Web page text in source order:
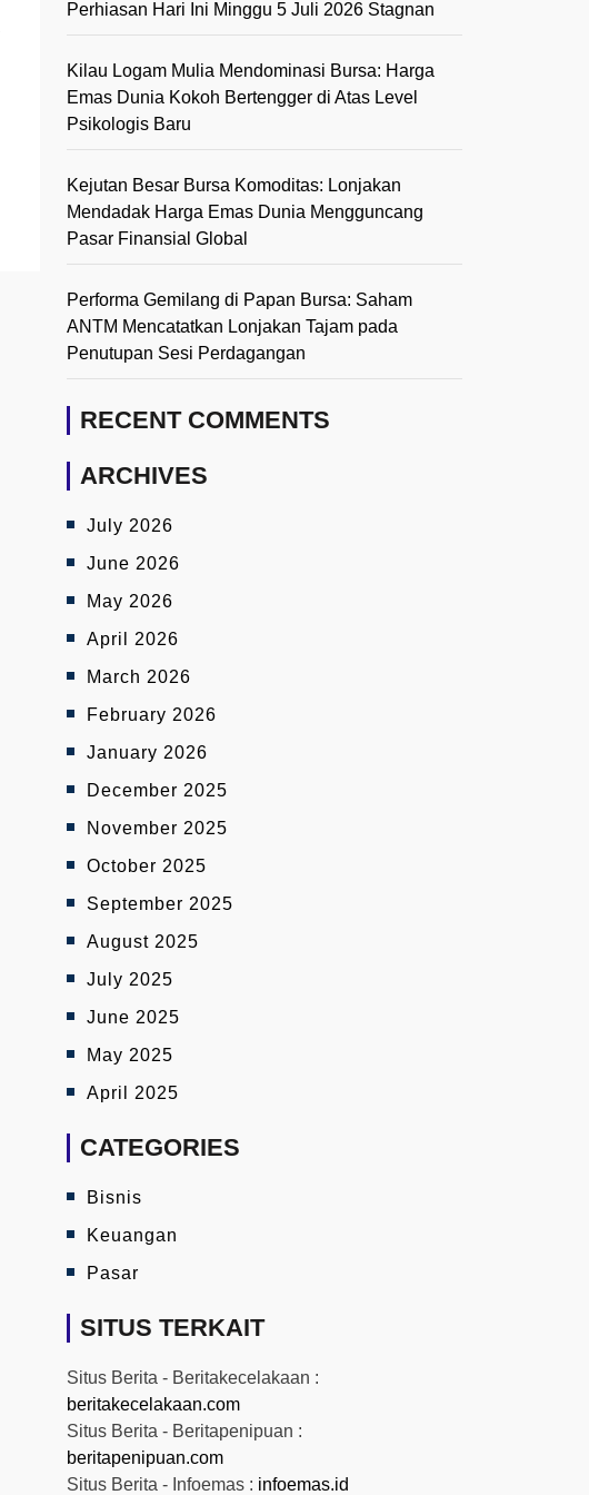
Perhiasan Hari Ini Minggu 5 Juli 2026 Stagnan
Kilau Logam Mulia Mendominasi Bursa: Harga
Emas Dunia Kokoh Bertengger di Atas Level
Psikologis Baru
Kejutan Besar Bursa Komoditas: Lonjakan
Mendadak Harga Emas Dunia Mengguncang
Pasar Finansial Global
Performa Gemilang di Papan Bursa: Saham
ANTM Mencatatkan Lonjakan Tajam pada
Penutupan Sesi Perdagangan
RECENT COMMENTS
ARCHIVES
July 2026
June 2026
May 2026
April 2026
March 2026
February 2026
January 2026
December 2025
November 2025
October 2025
September 2025
August 2025
July 2025
June 2025
May 2025
April 2025
CATEGORIES
Bisnis
Keuangan
Pasar
SITUS TERKAIT
Situs Berita - Beritakecelakaan :
beritakecelakaan.com
Situs Berita - Beritapenipuan :
beritapenipuan.com
Situs Berita - Infoemas : infoemas.id